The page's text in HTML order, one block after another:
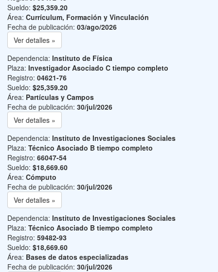
Sueldo: $25,359.20
Área: Currículum, Formación y Vinculación
Fecha de publicación: 03/ago/2026
Ver detalles »
Dependencia: Instituto de Física
Plaza: Investigador Asociado C tiempo completo
Registro: 04621-76
Sueldo: $25,359.20
Área: Partículas y Campos
Fecha de publicación: 30/jul/2026
Ver detalles »
Dependencia: Instituto de Investigaciones Sociales
Plaza: Técnico Asociado B tiempo completo
Registro: 66047-54
Sueldo: $18,669.60
Área: Cómputo
Fecha de publicación: 30/jul/2026
Ver detalles »
Dependencia: Instituto de Investigaciones Sociales
Plaza: Técnico Asociado B tiempo completo
Registro: 59482-93
Sueldo: $18,669.60
Área: Bases de datos especializadas
Fecha de publicación: 30/jul/2026